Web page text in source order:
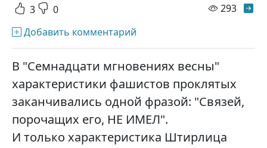
3 0 293
Добавить комментарий
В "Семнадцати мгновениях весны"
характеристики фашистов проклятых
заканчивались одной фразой: "Связей,
порочащих его, НЕ ИМЕЛ".
И только характеристика Штирлица